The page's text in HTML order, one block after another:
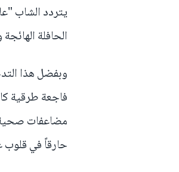
يتردد الشاب
الحافلة الهائجة
وبفضل هذا
فاجعة طرقية
مضاعفات صحية
حارقاً في